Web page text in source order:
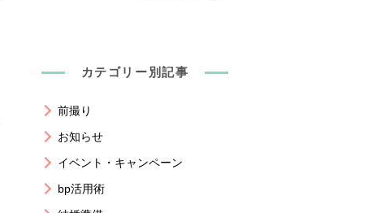
カテゴリー別記事
前撮り
お知らせ
イベント・キャンペーン
bp活用術